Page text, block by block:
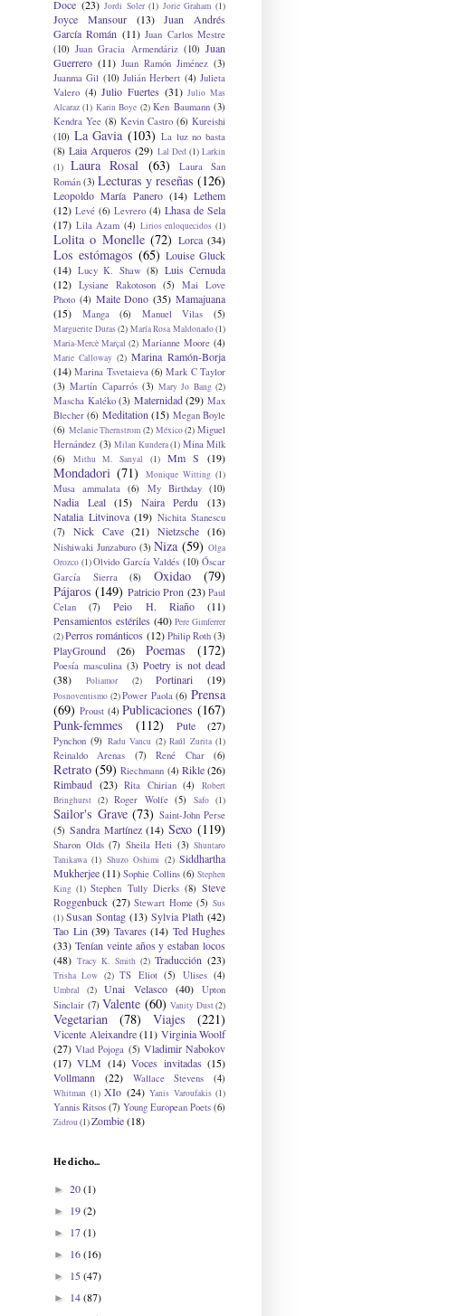
Doce (23) Jordi Soler (1) Jorie Graham (1)
Joyce Mansour (13)
Juan Andrés
García Román (11) Juan Carlos Mestre
(10) Juan Gracia Armendáriz (10) Juan
Guerrero (11) Juan Ramón Jiménez (3)
Juanma Gil (10) Julián Herbert (4) Julieta
Valero (4) Julio Fuertes (31) Julio Mas
Alcaraz (1) Karin Boye (2) Ken Baumann (3)
Kendra Yee (8) Kevin Castro (6) Kureishi
(10) La Gavia (103) La luz no basta
(8) Laia Arqueros (29) Lal Ded (1) Larkin
(1)
Laura Rosal (63)
Laura San
Román (3) Lecturas y reseñas (126)
Leopoldo María Panero (14) Lethem
(12) Levé (6) Levrero (4) Lhasa de Sela
(17) Lila Azam (4) Lirios enloquecidos (1)
Lolita o Monelle (72) Lorca (34)
Los estómagos (65) Louise Gluck
(14) Lucy K. Shaw (8) Luis Cernuda
(12) Lysiane Rakotoson (5)
Mai Love
Photo (4) Maite Dono (35) Mamajuana
(15)
Manga (6) Manuel Vilas (5)
Marguerite Duras(2) María Rosa Maldonado(1)
Maria-Mercè Marçal (2) Marianne Moore (4)
Marie Calloway (2) Marina Ramón-Borja
(14) Marina Tsvetaieva (6) Mark C Taylor
(3) Martín Caparrós (3) Mary Jo Bang (2)
Mascha Kaléko (3) Maternidad (29) Max
Blecher (6) Meditation (15) Megan Boyle
(6) Melanie Thernstrom (2) México (2) Miguel
Hernández (3) Milan Kundera(1) Mina Milk
(6)
Mithu M. Sanyal (1) Mm S (19)
Mondadori (71) Monique Witting (1)
Musa ammalata (6) My Birthday (10)
Nadia Leal (15) Naira Perdu
(13)
Natalia Litvinova (19) Nichita Stanescu
(7)
Nick Cave (21) Nietzsche (16)
Nishiwaki Junzaburo (3) Niza (59) Olga
Orozco (1)Olvido García Valdés (10) Óscar
García Sierra
(8) Oxidao
(79)
Pájaros (149) Patricio Pron (23) Paul
Celan
(7) Peio H. Riaño
(11)
Pensamientos estériles (40) Pere Gimferrer
(2)Perros románticos (12) Philip Roth (3)
PlayGround (26) Poemas (172)
Poesía masculina (3) Poetry is not dead
(38)
Poliamor (2) Portinari (19)
Posnoventismo (2) Power Paola (6) Prensa
(69) Proust (4) Publicaciones (167)
Punk-femmes
(112) Pute (27)
Pynchon (9) Radu Vancu (2) Raúl Zurita (1)
Reinaldo Arenas (7) René Char (6)
Retrato (59) Riechmann (4) Rikle (26)
Rimbaud (23) Rita Chirian (4)
Robert
Bringhurst (2) Roger Wolfe (5) Safo (1)
Sailor's Grave (73) Saint-John Perse
(5) Sandra Martínez (14) Sexo (119)
Sharon Olds (7) Sheila Heti (3) Shuntaro
Tanikawa (1) Shuzo Oshimi (2) Siddhartha
Mukherjee (11) Sophie Collins (6) Stephen
King (1) Stephen Tully Dierks (8) Steve
Roggenbuck (27) Stewart Home (5) Sus
(1) Susan Sontag (13) Sylvia Plath (42)
Tao Lin (39) Tavares (14) Ted Hughes
(33) Tenían veinte años y estaban locos
(48) Tracy K. Smith (2) Traducción (23)
Trisha Low (2) TS Eliot (5) Ulises (4)
Umbral (2) Unai Velasco (40)
Upton
Sinclair (7) Valente (60) Vanity Dust(2)
Vegetarian (78) Viajes (221)
Vicente Aleixandre (11) Virginia Woolf
(27) Vlad Pojoga (5) Vladimir Nabokov
(17) VLM (14) Voces invitadas (15)
Vollmann
(22) Wallace Stevens (4)
Whitman (1) XIo (24) Yanis Varoufakis (1)
Yannis Ritsos (7) Young European Poets (6)
Zidrou(1)Zombie(18)
He dicho...
► 20(1)
► 19(2)
► 17(1)
► 16(16)
► 15(47)
► 14(87)